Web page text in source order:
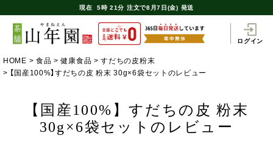
現在 5時 21分 注文で8月7日(金) 発送
ログイン
HOME 食品 健康食品
すだちの皮粉末
【国産100%】すだちの皮 粉末 30g×6袋セットのレビュー
【国産100%】すだちの皮 粉末
30g×6袋セットのレビュー